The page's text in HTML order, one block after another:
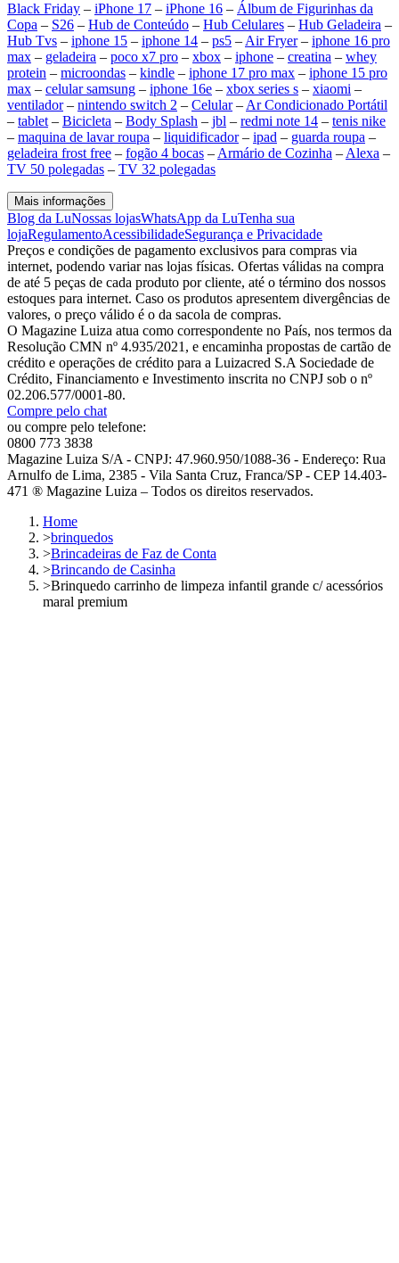
Black Friday – iPhone 17 – iPhone 16 – Álbum de Figurinhas da
Copa – S26 – Hub de Conteúdo – Hub Celulares – Hub Geladeira –
Hub Tvs – iphone 15 – iphone 14 – ps5 – Air Fryer– iphone 16 pro
max – geladeira – poco x7 pro – xbox – iphone – creatina – whey
protein – microondas – kindle – iphone 17 pro max – iphone 15 pro
max – celular samsung – iphone 16e – xbox series s – xiaomi –
ventilador– nintendo switch 2 – Celular– Ar Condicionado Portátil
– tablet – Bicicleta – Body Splash – jbl – redmi note 14 – tenis nike
– maquina de lavar roupa – liquidificador– ipad – guarda roupa –
geladeira frost free – fogão 4 bocas – Armário de Cozinha – Alexa –
TV 50 polegadas – TV 32 polegadas
Mais informações
Blog da LuNossas lojasWhatsApp da LuTenha sua
lojaRegulamentoAcessibilidadeSegurança e Privacidade
Preços e condições de pagamento exclusivos para compras via
internet, podendo variar nas lojas físicas. Ofertas válidas na compra
de até 5 peças de cada produto por cliente, até o término dos nossos
estoques para internet. Caso os produtos apresentem divergências de
valores, o preço válido é o da sacola de compras.
O Magazine Luiza atua como correspondente no País, nos termos da
Resolução CMN nº 4.935/2021, e encaminha propostas de cartão de
crédito e operações de crédito para a Luizacred S.A Sociedade de
Crédito, Financiamento e Investimento inscrita no CNPJ sob o nº
02.206.577/0001-80.
Compre pelo chat
ou compre pelo telefone:
0800 773 3838
Magazine Luiza S/A - CNPJ: 47.960.950/1088-36 - Endereço: Rua
Arnulfo de Lima, 2385 - Vila Santa Cruz, Franca/SP - CEP 14.403-
471 ® Magazine Luiza – Todos os direitos reservados.
Home
>brinquedos
>Brincadeiras de Faz de Conta
>Brincando de Casinha
>Brinquedo carrinho de limpeza infantil grande c/ acessórios
maral premium